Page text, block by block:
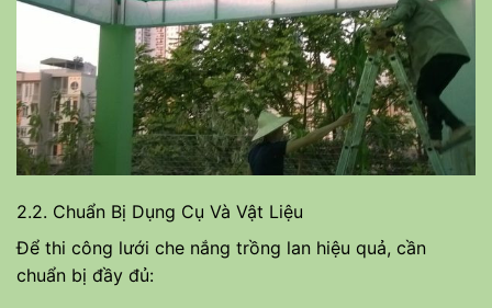
2.2. Chuẩn Bị Dụng Cụ Và Vật Liệu
Để thi công lưới che nắng trồng lan hiệu quả, cần
chuẩn bị đầy đủ: